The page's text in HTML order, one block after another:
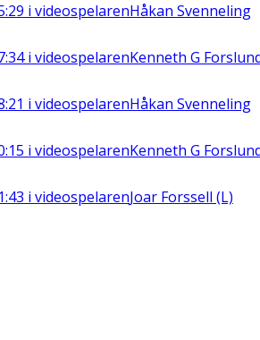
i videospelarenHåkan Svenneling
i videospelarenKenneth G
i videospelarenHåkan Svenneling
i videospelarenKenneth G
i videospelarenJoar Forssell (L)